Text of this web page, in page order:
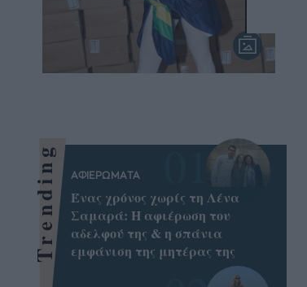
Trending ΑΦΙΕΡΩΜΑΤΑ
Ένας χρόνος χωρίς τη Λένα
Σαμαρά: Η αφιέρωση του
αδελφού της & η σπάνια
εμφάνιση της μητέρας της